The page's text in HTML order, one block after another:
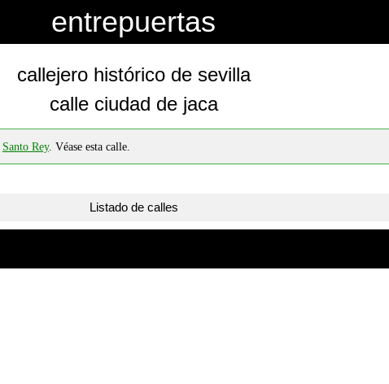
entrepuertas
callejero histórico de sevilla
calle ciudad de jaca
Santo Rey. Véase esta calle.
Listado de calles